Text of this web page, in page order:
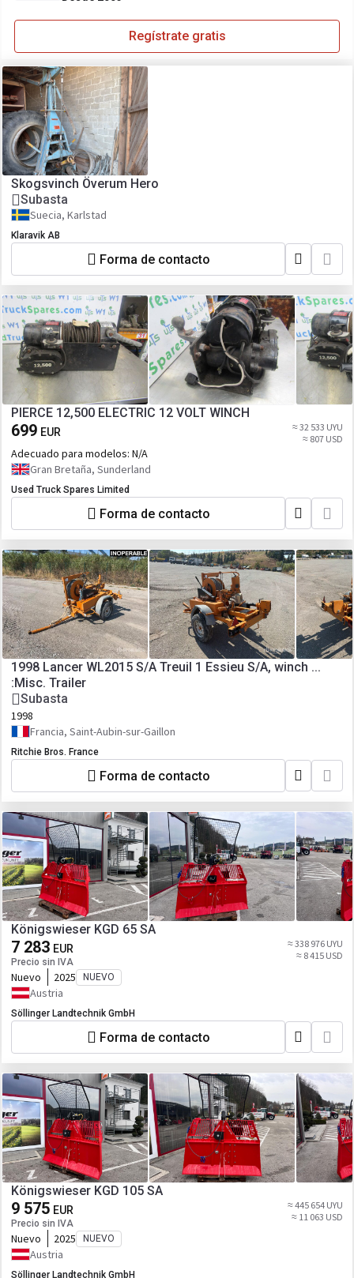
Regístrate gratis
Skogsvinch Överum Hero
Subasta
Suecia, Karlstad
Klaravik AB
Forma de contacto
PIERCE 12,500 ELECTRIC 12 VOLT WINCH
699 EUR
≈ 32 533 UYU
≈ 807 USD
Adecuado para modelos: N/A
Gran Bretaña, Sunderland
Used Truck Spares Limited
Forma de contacto
1998 Lancer WL2015 S/A Treuil 1 Essieu S/A, winch ...
:Misc. Trailer
Subasta
1998
Francia, Saint-Aubin-sur-Gaillon
Ritchie Bros. France
Forma de contacto
Königswieser KGD 65 SA
7 283 EUR
Precio sin IVA
≈ 338 976 UYU
≈ 8 415 USD
Nuevo 2025 NUEVO
Austria
Söllinger Landtechnik GmbH
Forma de contacto
Königswieser KGD 105 SA
9 575 EUR
Precio sin IVA
≈ 445 654 UYU
≈ 11 063 USD
Nuevo 2025 NUEVO
Austria
Söllinger Landtechnik GmbH